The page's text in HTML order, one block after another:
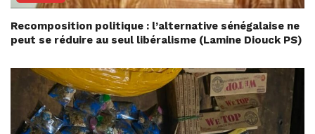
Recomposition politique : l’alternative sénégalaise ne
peut se réduire au seul libéralisme (Lamine Diouck PS)